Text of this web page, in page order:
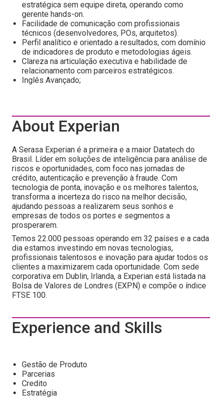
estratégica sem equipe direta, operando como
gerente hands-on.
Facilidade de comunicação com profissionais
técnicos (desenvolvedores, POs, arquitetos).
Perfil analítico e orientado a resultados, com domínio
de indicadores de produto e metodologias ágeis.
Clareza na articulação executiva e habilidade de
relacionamento com parceiros estratégicos.
Inglês Avançado;
About Experian
A Serasa Experian é a primeira e a maior Datatech do
Brasil. Líder em soluções de inteligência para análise de
riscos e oportunidades, com foco nas jornadas de
crédito, autenticação e prevenção à fraude. Com
tecnologia de ponta, inovação e os melhores talentos,
transforma a incerteza do risco na melhor decisão,
ajudando pessoas a realizarem seus sonhos e
empresas de todos os portes e segmentos a
prosperarem.
Temos 22.000 pessoas operando em 32 países e a cada
dia estamos investindo em novas tecnologias,
profissionais talentosos e inovação para ajudar todos os
clientes a maximizarem cada oportunidade. Com sede
corporativa em Dublin, Irlanda, a Experian está listada na
Bolsa de Valores de Londres (EXPN) e compõe o índice
FTSE 100.
Experience and Skills
Gestão de Produto
Parcerias
Credito
Estratégia